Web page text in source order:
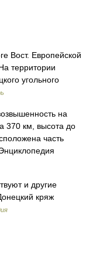
Вост. Европейской
территории
угольного
на
370 км, высота до
часть
и другие
кряж